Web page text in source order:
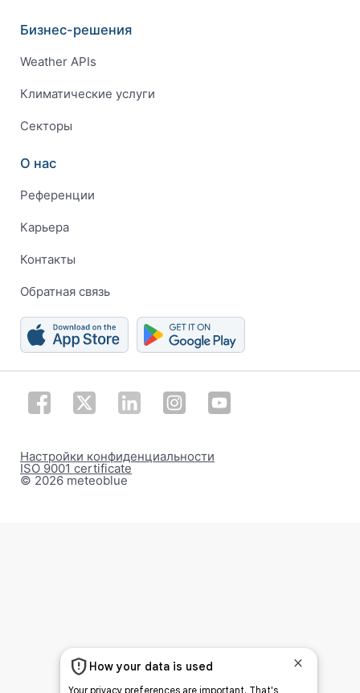
Бизнес-решения
Weather APIs
Климатические услуги
Секторы
О нас
Референции
Карьера
Контакты
Обратная связь
© 2026 meteoblue
ISO 9001 certificate
Настройки конфиденциальности